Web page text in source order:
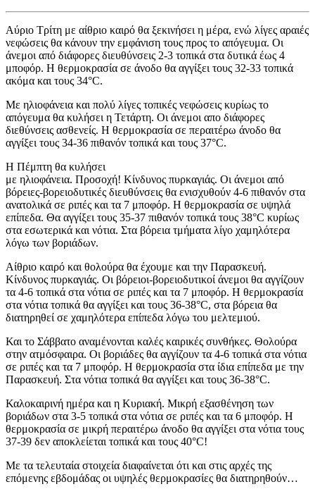
Αύριο Τρίτη με αίθριο καιρό θα ξεκινήσει η μέρα, ενώ λίγες αραιές
νεφώσεις θα κάνουν την εμφάνιση τους προς το απόγευμα. Οι
άνεμοι από διάφορες διευθύνσεις 2-3 τοπικά στα δυτικά έως 4
μποφόρ. Η θερμοκρασία σε άνοδο θα αγγίξει τους 32-33 τοπικά
ακόμα και τους 34°C.
Με ηλιοφάνεια και πολύ λίγες τοπικές νεφώσεις κυρίως το
απόγευμα θα κυλήσει η Τετάρτη. Οι άνεμοι απο διάφορες
διεθύνσεις ασθενείς. Η θερμοκρασία σε περαιτέρω άνοδο θα
αγγίξει τους 34-36 πιθανόν τοπικά και τους 37°C.
Η Πέμπτη θα κυλήσει
με ηλιοφάνεια. Προσοχή! Κίνδυνος πυρκαγιάς. Οι άνεμοι από
βόρειες-βορειοδυτικές διευθύνσεις θα ενισχυθούν 4-6 πιθανόν στα
ανατολικά σε ριπές και τα 7 μποφόρ. Η θερμοκρασία σε υψηλά
επίπεδα. Θα αγγίξει τους 35-37 πιθανόν τοπικά τους 38°C κυρίως
στα εσωτερικά και νότια. Στα βόρεια τμήματα λίγο χαμηλότερα
λόγω των βοριάδων.
Αίθριο καιρό και θολούρα θα έχουμε και την Παρασκευή.
Κίνδυνος πυρκαγιάς. Οι βόρειοι-βορειοδυτικοί άνεμοι θα αγγίζουν
τα 4-6 τοπικά στα νότια σε ριπές και τα 7 μποφόρ. Η θερμοκρασία
στα νότια τοπικά θα αγγίξει και τους 36-38°C, στα βόρεια θα
διατηρηθεί σε χαμηλότερα επίπεδα λόγω του μελτεμιού.
Και το Σάββατο αναμένονται καλές καιρικές συνθήκες. Θολούρα
στην ατμόσφαιρα. Οι βοριάδες θα αγγίζουν τα 4-6 τοπικά στα νότια
σε ριπές και τα 7 μποφόρ. Η θερμοκρασία στα ίδια επίπεδα με την
Παρασκευή. Στα νότια τοπικά θα αγγίξει και τους 36-38°C.
Καλοκαιρινή ημέρα και η Κυριακή. Μικρή εξασθένηση των
βοριάδων στα 3-5 τοπικά στα νότια σε ριπές και τα 6 μποφόρ. Η
θερμοκρασία σε μικρή περαιτέρω άνοδο θα αγγίξει στα νότια τους
37-39 δεν αποκλείεται τοπικά και τους 40°C!
Με τα τελευταία στοιχεία διαφαίνεται ότι και στις αρχές της
επόμενης εβδομάδας οι υψηλές θερμοκρασίες θα διατηρηθούν…